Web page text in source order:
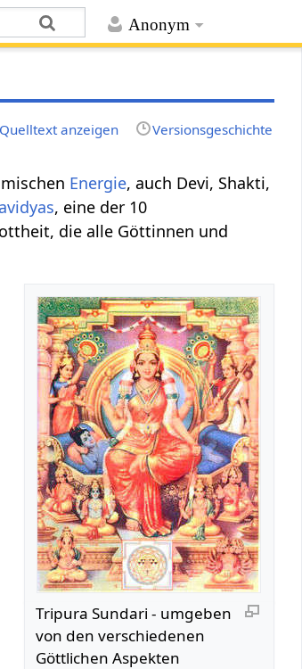
Anonym
Quelltext anzeigen Versionsgeschichte
Energie, auch Devi, Shakti,
, eine der 10
die alle Göttinnen und
Tripura Sundari - umgeben
von den verschiedenen
Göttlichen Aspekten